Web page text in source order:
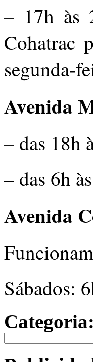
– 17h às
Cohatrac
segunda-
Avenida
– das 18h
– das 6h
Avenida
Sábados:
Categoria:
por: